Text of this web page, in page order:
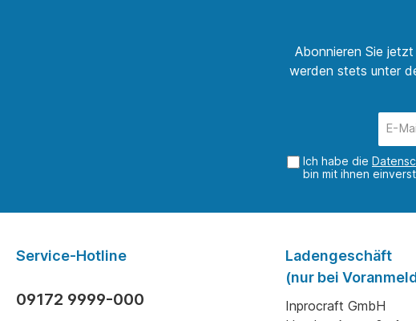
Abonnieren Sie
werden stets unter
Ich habe die
bin mit ihnen
Service-Hotline
09172 9999-000
Ladengeschäft
(nur bei
Inprocraft GmbH